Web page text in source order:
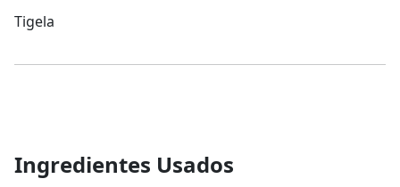
Tigela
Ingredientes Usados